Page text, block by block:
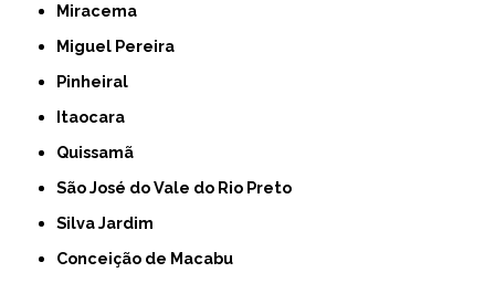
Miracema
Miguel Pereira
Pinheiral
Itaocara
Quissamã
São José do Vale do Rio Preto
Silva Jardim
Conceição de Macabu